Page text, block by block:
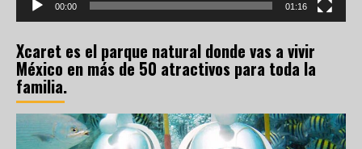
00:00 01:16
Xcaret es el parque natural donde vas a vivir
México en más de 50 atractivos para toda la
familia.